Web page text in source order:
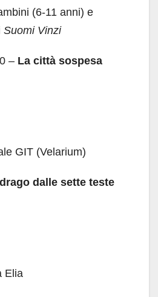
(6-11 anni) e
Suomi Vinzi
– La città sospesa
GIT (Velarium)
dalle sette teste
Elia